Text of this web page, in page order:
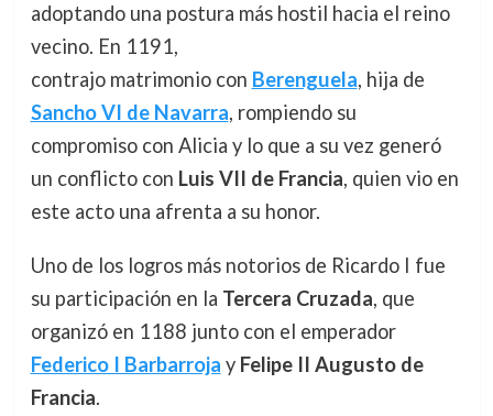
adoptando una postura más hostil hacia el reino
vecino. En 1191,
contrajo matrimonio con Berenguela, hija de
Sancho VI de Navarra, rompiendo su
compromiso con Alicia y lo que a su vez generó
un conflicto con Luis VII de Francia, quien vio en
este acto una afrenta a su honor.
Uno de los logros más notorios de Ricardo I fue
su participación en la Tercera Cruzada, que
organizó en 1188 junto con el emperador
Federico I Barbarroja y Felipe II Augusto de
Francia.